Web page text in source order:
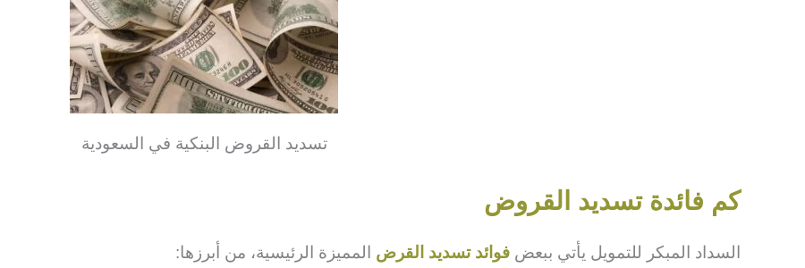
تسديد القروض البنكية في السعودية
كم فائدة تسديد القروض
السداد المبكر للتمويل يأتي ببعض فوائد تسديد القرض المميزة الرئيسية، من أبرزها: